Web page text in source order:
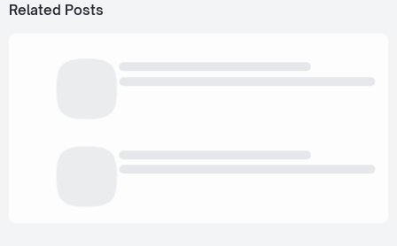
Related Posts